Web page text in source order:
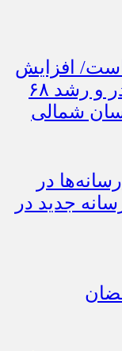
افزایش
۴۳ درصدی کشفیات مواد مخدر و رشد ۶۸
شمالی
در
شمالی / فعالیت ۱۳ رسانه جدید در